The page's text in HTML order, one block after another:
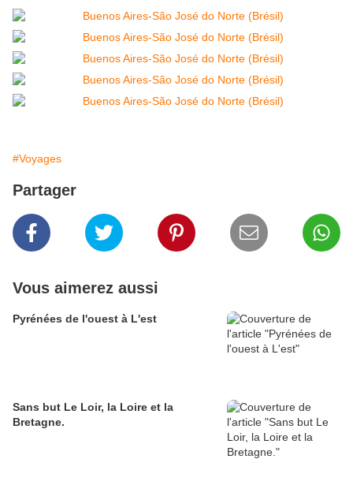
#Voyages
Partager
Vous aimerez aussi
Pyrénées de l'ouest à L'est
Sans but Le Loir, la Loire et la
Bretagne.